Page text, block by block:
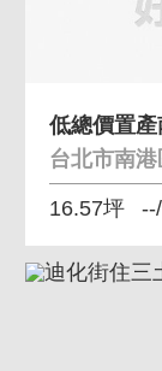
台北市南
16.57坪